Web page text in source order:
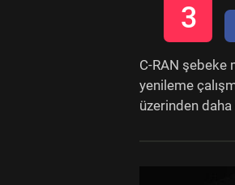
3
C-RAN
yenileme
üzerinden